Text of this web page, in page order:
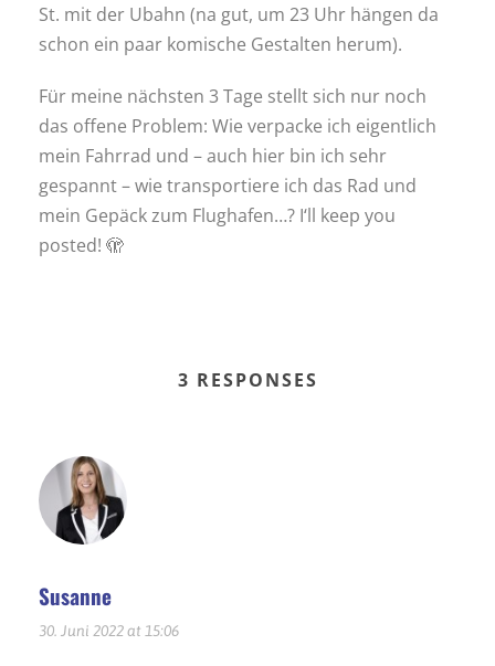
St. mit der Ubahn (na gut, um 23 Uhr hängen da
schon ein paar komische Gestalten herum).
Für meine nächsten 3 Tage stellt sich nur noch
das offene Problem: Wie verpacke ich eigentlich
mein Fahrrad und – auch hier bin ich sehr
gespannt – wie transportiere ich das Rad und
mein Gepäck zum Flughafen…? I‘ll keep you
posted! 🫣
3 RESPONSES
Susanne
30. Juni 2022 at 15:06